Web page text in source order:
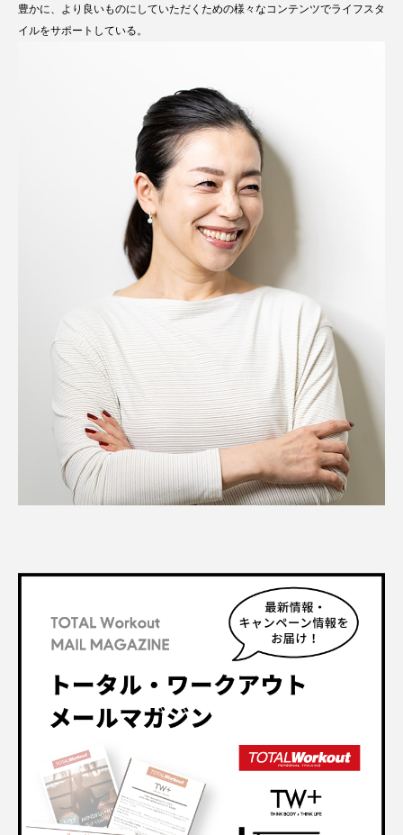
豊かに、より良いものにしていただくための様々なコンテンツでライフスタ
イルをサポートしている。